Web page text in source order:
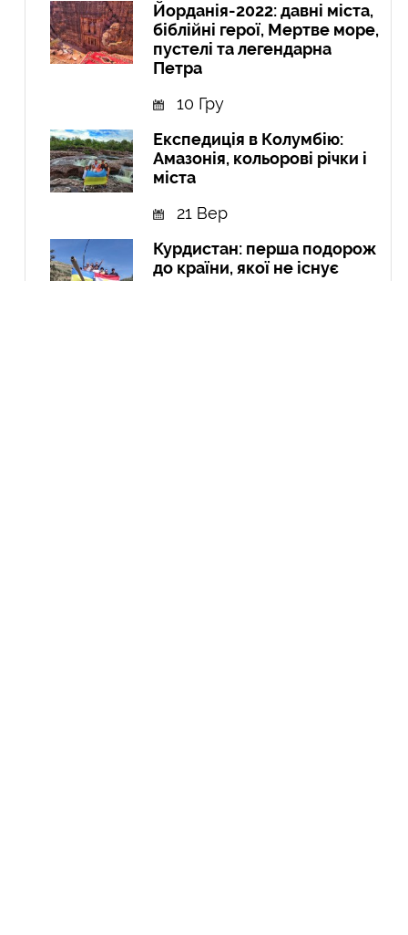
Йорданія-2022: давні міста,
біблійні герої, Мертве море,
пустелі та легендарна
Петра
10 Гру
Експедиція в Колумбію:
Амазонія, кольорові річки і
міста
21 Вер
Курдистан: перша подорож
до країни, якої не існує